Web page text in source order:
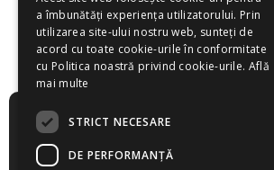
Cere un demo!
a îmbunătăți experiența utilizatorului. Prin
utilizarea site-ului nostru web, sunteți de
acord cu toate cookie-urile în conformitate
cu Politica noastră privind cookie-urile. Află
mai multe
STRICT NECESARE
DE PERFORMANȚĂ